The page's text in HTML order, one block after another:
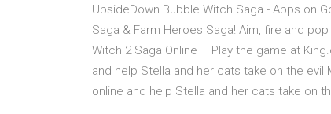
UpsideDown Bubble Witch Saga - Apps on
Saga & Farm Heroes Saga! Aim, fire and
Witch 2 Saga Online – Play the game at
and help Stella and her cats take on the evil
online and help Stella and her cats take on